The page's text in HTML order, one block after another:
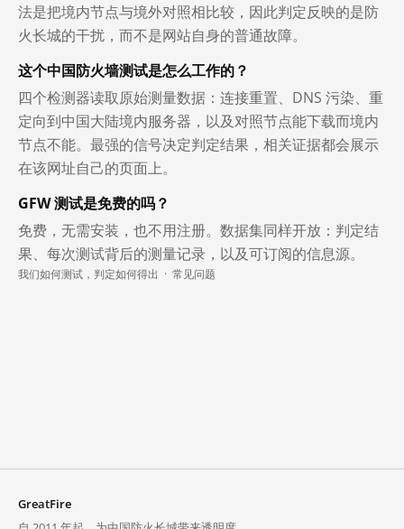
法是把境内节点与境外对照相比较，因此判定反映的是防
火长城的干扰，而不是网站自身的普通故障。
这个中国防火墙测试是怎么工作的？
四个检测器读取原始测量数据：连接重置、DNS 污染、重
定向到中国大陆境内服务器，以及对照节点能下载而境内
节点不能。最强的信号决定判定结果，相关证据都会展示
在该网址自己的页面上。
GFW 测试是免费的吗？
免费，无需安装，也不用注册。数据集同样开放：判定结
果、每次测试背后的测量记录，以及可订阅的信息源。
我们如何测试，判定如何得出 · 常见问题
GreatFire